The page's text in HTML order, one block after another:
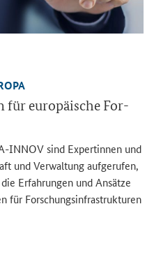
für eu­ro­päi­sche For­
​INNOV sind Ex­per­tin­nen und
und Ver­wal­tung auf­ge­ru­fen,
Er­fah­run­gen und An­sät­ze
für For­schungs­in­fra­struk­tu­ren